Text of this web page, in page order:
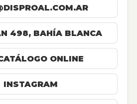
498, BAHÍA BLANCA
ONLINE
INSTAGRAM